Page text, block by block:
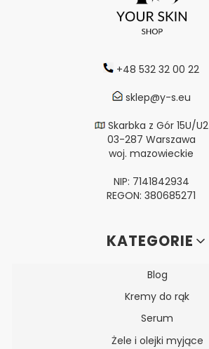
+48 532 32 00 22
sklep@y-s.eu
Skarbka z Gór 15U/U2
03-287 Warszawa
woj. mazowieckie
NIP: 7141842934
REGON: 380685271
Linki w stopceKATEGORIE
Blog
Kremy do rąk
Serum
Żele i olejki myjące